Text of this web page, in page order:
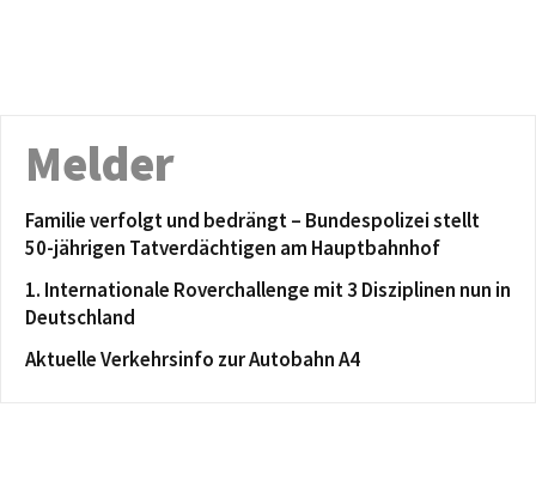
Melder
Familie verfolgt und bedrängt – Bundespolizei stellt
50-jährigen Tatverdächtigen am Hauptbahnhof
1. Internationale Roverchallenge mit 3 Disziplinen nun in
Deutschland
Aktuelle Verkehrsinfo zur Autobahn A4